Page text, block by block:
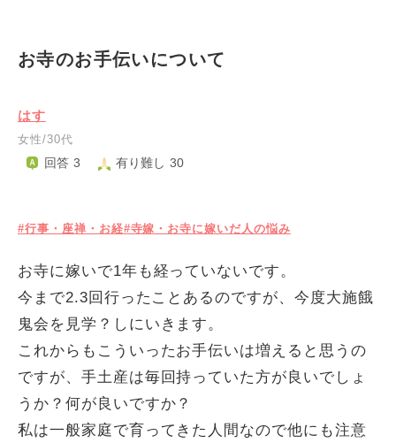
お寺のお手伝いについて
はす
女性/30代
回答 3 有り難し 30
#行事・座禅・お経#寺嫁・お寺に嫁いだ人の悩み
お寺に嫁いで1年も経っていないです。
今まで2.3回行ったことあるのですが、今度大施餓
鬼会を見学？しにいきます。
これからもこういったお手伝いは増えると思うの
ですが、手土産は毎回持っていた方が良いでしょ
うか？何が良いですか？
私は一般家庭で育ってきた人間なので他にも注意